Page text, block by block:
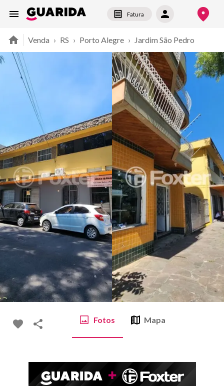
Fatura
Venda › RS › Porto Alegre › Jardim São Pedro
Fotos Mapa